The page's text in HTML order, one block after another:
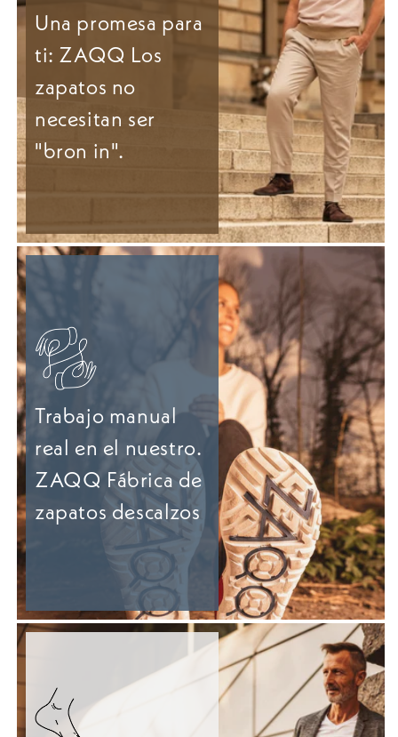
Una promesa para
ti: ZAQQ Los
zapatos no
necesitan ser
"bron in".
Trabajo manual
real en el nuestro.
ZAQQ Fábrica de
zapatos descalzos